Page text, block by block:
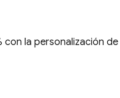
con la personalización de